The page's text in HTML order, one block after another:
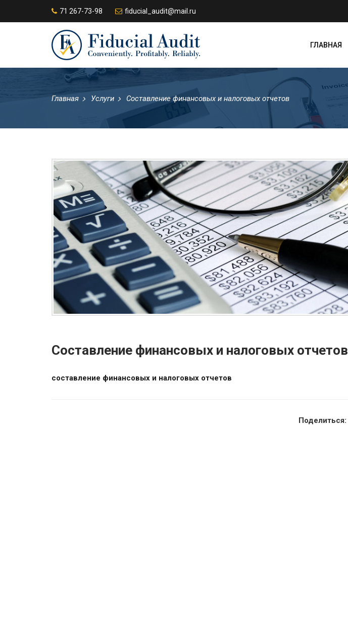
71 267-73-98 fiducial_audit@mail.ru
ГЛАВНАЯ
Главная Услуги Составление финансовых и налоговых отчетов
Составление финансовых и налоговых отчетов
составление финансовых и налоговых отчетов
Поделиться: